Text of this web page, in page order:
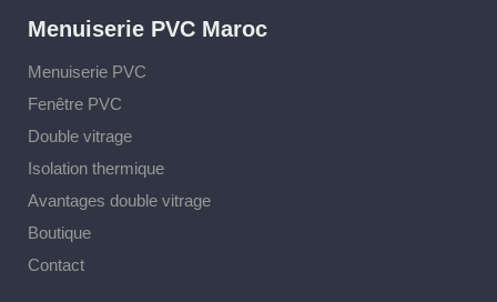
Menuiserie PVC Maroc
Menuiserie PVC
Fenêtre PVC
Double vitrage
Isolation thermique
Avantages double vitrage
Boutique
Contact